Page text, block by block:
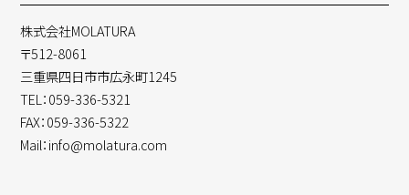
株式会社MOLATURA
〒512-8061
三重県四日市市広永町1245
TEL：059-336-5321
FAX：059-336-5322
Mail：info@molatura.com